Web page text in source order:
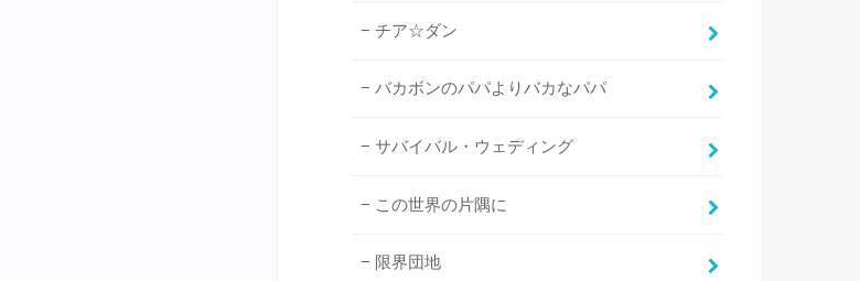
チア☆ダン
バカボンのパパよりバカなパパ
サバイバル・ウェディング
この世界の片隅に
限界団地